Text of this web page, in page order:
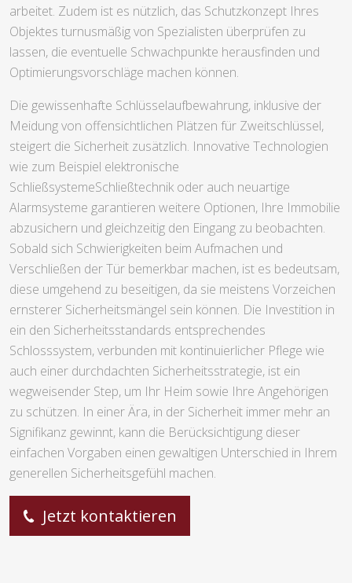
arbeitet. Zudem ist es nützlich, das Schutzkonzept Ihres
Objektes turnusmäßig von Spezialisten überprüfen zu
lassen, die eventuelle Schwachpunkte herausfinden und
Optimierungsvorschläge machen können.
Die gewissenhafte Schlüsselaufbewahrung, inklusive der
Meidung von offensichtlichen Plätzen für Zweitschlüssel,
steigert die Sicherheit zusätzlich. Innovative Technologien
wie zum Beispiel elektronische
SchließsystemeSchließtechnik oder auch neuartige
Alarmsysteme garantieren weitere Optionen, Ihre Immobilie
abzusichern und gleichzeitig den Eingang zu beobachten.
Sobald sich Schwierigkeiten beim Aufmachen und
Verschließen der Tür bemerkbar machen, ist es bedeutsam,
diese umgehend zu beseitigen, da sie meistens Vorzeichen
ernsterer Sicherheitsmängel sein können. Die Investition in
ein den Sicherheitsstandards entsprechendes
Schlosssystem, verbunden mit kontinuierlicher Pflege wie
auch einer durchdachten Sicherheitsstrategie, ist ein
wegweisender Step, um Ihr Heim sowie Ihre Angehörigen
zu schützen. In einer Ära, in der Sicherheit immer mehr an
Signifikanz gewinnt, kann die Berücksichtigung dieser
einfachen Vorgaben einen gewaltigen Unterschied in Ihrem
generellen Sicherheitsgefühl machen.
Jetzt kontaktieren